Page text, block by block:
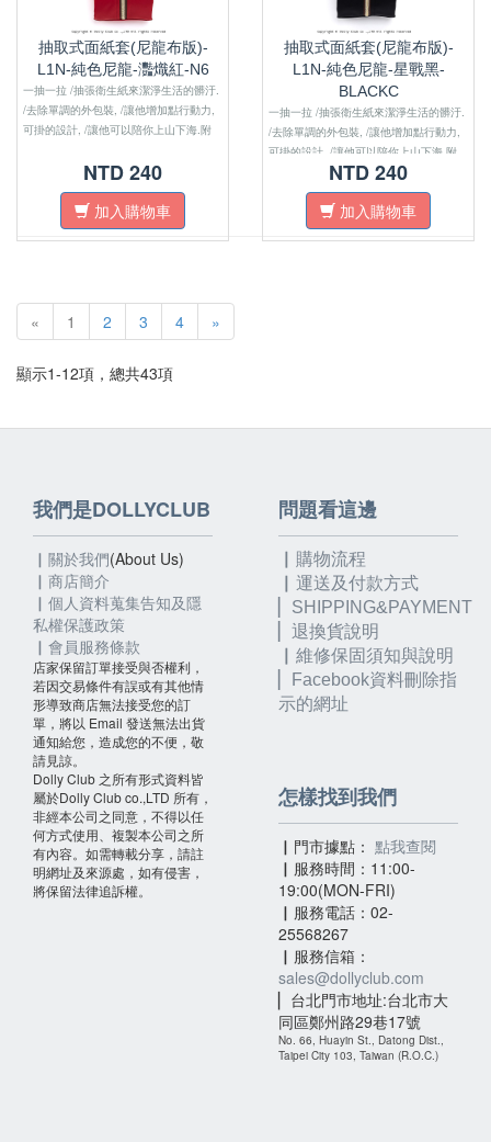
抽取式面紙套(尼龍布版)-
L1N-純色尼龍-灩熾紅-N6
一抽一拉 /抽張衛生紙來潔淨生活的髒汙.
/去除單調的外包裝, /讓他增加點行動力,
可掛的設計, /讓他可以陪你上山下海.附
NTD 240
加入購物車
抽取式面紙套(尼龍布版)-
L1N-純色尼龍-星戰黑-
BLACKC
一抽一拉 /抽張衛生紙來潔淨生活的髒汙.
/去除單調的外包裝, /讓他增加點行動力,
可掛的設計, /讓他可以陪你上山下海.附
註：尼龍布版的沒有內裏布喔！！
NTD 240
加入購物車
« 1 2 3 4 »
顯示1-12項，總共43項
我們是DOLLYCLUB
▏關於我們(About Us)
▏ 商店簡介
▏個人資料蒐集告知及隱
私權保護政策
▏會員服務條款
店家保留訂單接受與否權利，
若因交易條件有誤或有其他情
形導致商店無法接受您的訂
單，將以 Email 發送無法出貨
通知給您，造成您的不便，敬
請見諒。
Dolly Club 之所有形式資料皆
屬於Dolly Club co.,LTD 所有，
非經本公司之同意，不得以任
何方式使用、複製本公司之所
有內容。如需轉載分享，請註
明網址及來源處，如有侵害，
將保留法律追訴權。
問題看這邊
▏購物流程
▏運送及付款方式
▏SHIPPING&PAYMENT
▏退換貨說明
▏維修保固須知與說明
Facebook資料刪除指
示的網址
怎樣找到我們
▏門市據點： 點我查閱
▏服務時間：11:00-
19:00(MON-FRI)
▏服務電話：02-
25568267
▏服務信箱：
sales@dollyclub.com
▏台北門市地址:台北市大
同區鄭州路29巷17號
No. 66, Huayin St., Datong Dist.,
Taipei City 103, Taiwan (R.O.C.)